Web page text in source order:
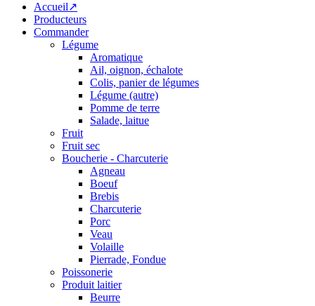
Accueil↗
Producteurs
Commander
Légume
Aromatique
Ail, oignon, échalote
Colis, panier de légumes
Légume (autre)
Pomme de terre
Salade, laitue
Fruit
Fruit sec
Boucherie - Charcuterie
Agneau
Boeuf
Brebis
Charcuterie
Porc
Veau
Volaille
Pierrade, Fondue
Poissonerie
Produit laitier
Beurre